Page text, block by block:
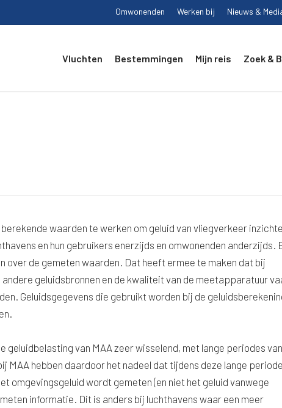
Omwonenden Werken bij Nieuws &
Vluchten Bestemmingen Mijn reis Zoek &
waarden te werken om geluid van vliegverkeer
en hun gebruikers enerzijds en omwonenden anderzijds.
over de gemeten waarden. Dat heeft ermee te maken dat bij
geluidsbronnen en de kwaliteit van de meetapparatuur
Geluidsgegevens die gebruikt worden bij de
van MAA zeer wisselend, met lange periodes van
MAA hebben daardoor het nadeel dat tijdens deze lange
omgevingsgeluid wordt gemeten (en niet het geluid vanwege
informatie. Dit is anders bij luchthavens waar een meer